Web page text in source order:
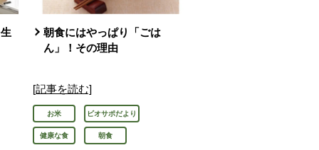
朝食にはやっぱり「ごは
ん」！その理由
[記事を読む]
お米 ビオサポだより
健康な食 朝食